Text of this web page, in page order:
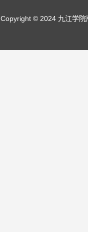
Copyright © 2024 九江学